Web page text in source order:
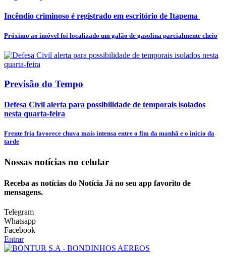
Incêndio criminoso é registrado em escritório de Itapema
Próximo ao imóvel foi localizado um galão de gasolina parcialmente cheio
Previsão do Tempo
Defesa Civil alerta para possibilidade de temporais isolados
nesta quarta-feira
Frente fria favorece chuva mais intensa entre o fim da manhã e o início da
tarde
Nossas notícias no celular
Receba as notícias do Notícia Já no seu app favorito de
mensagens.
Telegram
Whatsapp
Facebook
Entrar